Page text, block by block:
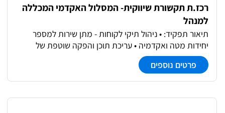
רכז.ת תקשורת שיווקית- המסלול האקדמי המכללה
למנהל
תיאור תפקיד: • ניהול תיקי לקוחות - מתן שירות למספר
יחידות מטה ואקדמיה • עריכת תוכן והפקה שוטפת של
חומרים שיווקיים (באנרים, ניוזלטרים, סרטונים, מצגות,
חוברות, כתבות תוכן ועוד) • ניהול אירועים וכנסים שיווקיים –
משלב התכנון ועד הפקת האירוע, ניהול ספקים • עבודה מול
פרטים נוספים